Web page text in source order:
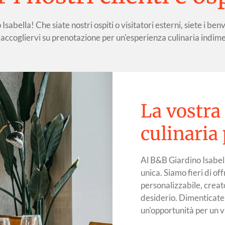
Che siate nostri ospiti o visitatori esterni, siete i
su prenotazione per un'esperienza culinaria
La
culinaria
Al B&B Giardino
unica. Siamo fieri di
personalizzabile,
desiderio.
un'opportunità per un